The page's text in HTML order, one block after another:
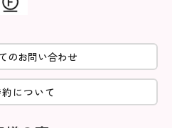
のお問い合わせ
について